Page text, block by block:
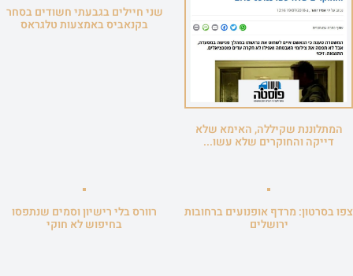
המתלוננת שקיללה, האימא שלא
דייקה והחוקרים שלא עשו...
שני חיילים בגבעתי חשודים בסחר
בקנאביס באמצעות טלגראס
צפו בסרטון: מרדף אופנועים ברחובות
ירושלים
רוורס בלי רישיון וסמים שנתפסו
בחיפוש לא חוקי